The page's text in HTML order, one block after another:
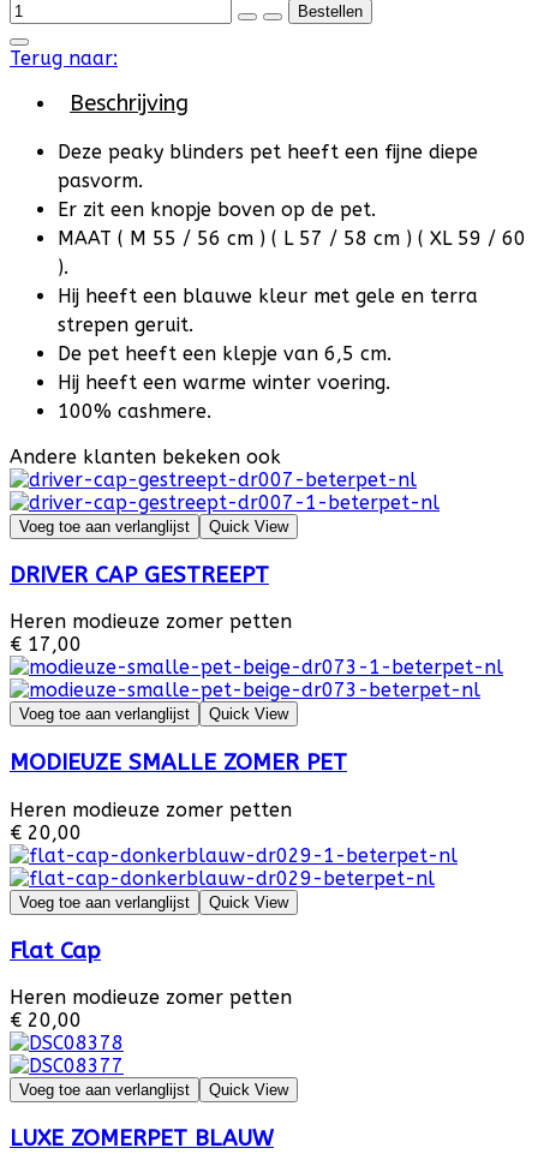
Terug naar:
Beschrijving
Deze peaky blinders pet heeft een fijne diepe
pasvorm.
Er zit een knopje boven op de pet.
MAAT ( M 55 / 56 cm ) ( L 57 / 58 cm ) ( XL 59 / 60
).
Hij heeft een blauwe kleur met gele en terra
strepen geruit.
De pet heeft een klepje van 6,5 cm.
Hij heeft een warme winter voering.
100% cashmere.
Andere klanten bekeken ook
Voeg toe aan verlanglijst Quick View
DRIVER CAP GESTREEPT
Heren modieuze zomer petten
€ 17,00
Voeg toe aan verlanglijst Quick View
MODIEUZE SMALLE ZOMER PET
Heren modieuze zomer petten
€ 20,00
Voeg toe aan verlanglijst Quick View
Flat Cap
Heren modieuze zomer petten
€ 20,00
Voeg toe aan verlanglijst Quick View
LUXE ZOMERPET BLAUW